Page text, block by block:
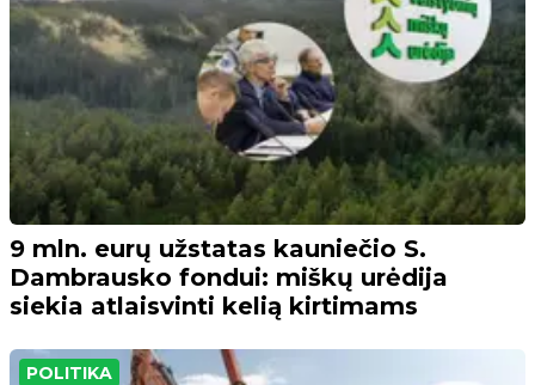
9 mln. eurų užstatas kauniečio S.
Dambrausko fondui: miškų urėdija
siekia atlaisvinti kelią kirtimams
POLITIKA